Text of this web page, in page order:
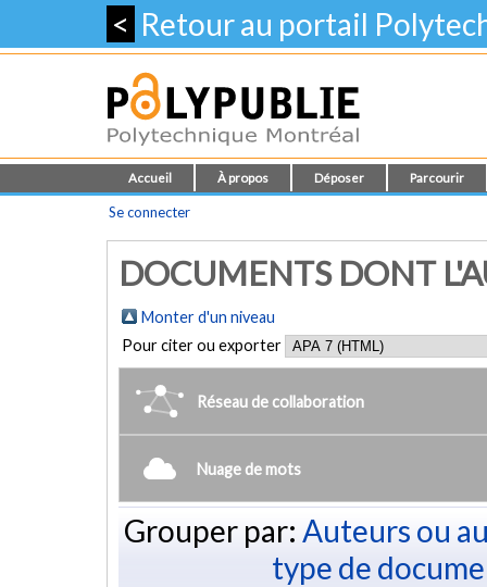
< Retour au portail
Accueil À propos Déposer Parcourir
Se connecter
DOCUMENTS DONT
Monter d'un niveau
Pour citer ou exporter
Réseau de collaboration
Nuage de mots
Grouper par: Auteurs ou
type de